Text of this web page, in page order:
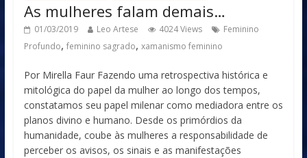
As mulheres falam demais…
01/03/2019 Leo Artese 4024 Views
Feminino
Profundo, feminino sagrado, xamanismo feminino
Por Mirella Faur Fazendo uma retrospectiva histórica e
mitológica do papel da mulher ao longo dos tempos,
constatamos seu papel milenar como mediadora entre os
planos divino e humano. Desde os primórdios da
humanidade, coube às mulheres a responsabilidade de
perceber os avisos, os sinais e as manifestações